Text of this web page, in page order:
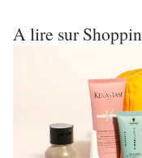
A lire sur